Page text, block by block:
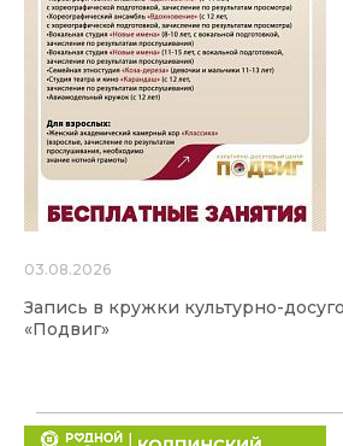
03.08.2026
Запись в кружки культурно-
«Подвиг»